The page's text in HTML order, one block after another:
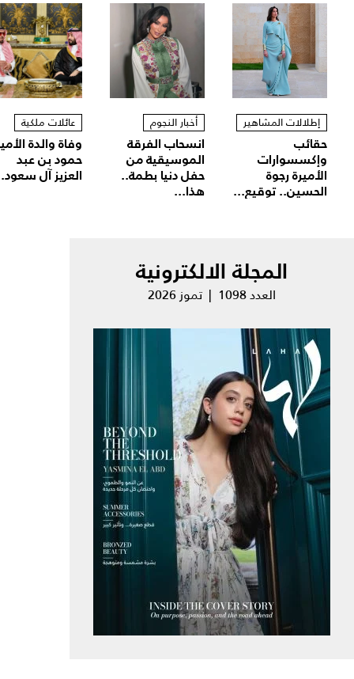
إطلالات المشاهير
حقائب
وإكسسوارات
الأميرة رجوة
الحسين.. توقيع...
أخبار النجوم
انسحاب الفرقة
الموسيقية من
حفل دنيا بطمة..
هذا...
عائلات ملكية
وفاة والدة
حمود بن عبد
العزيز آل
المجلة الالكترونية
العدد 1098 | تموز 2026